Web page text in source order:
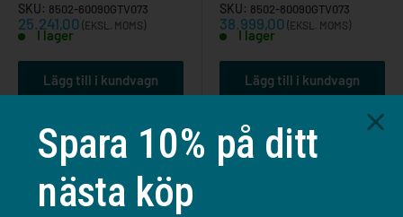
SKU: 8502-60090GTV073
Reapris
25.241,00 (EKSL. MOMS)
I lager
Lägg till i kundvagn
SKU: 8502-80090GTV073
Reapris
38.999,00 (EKSL. MOMS)
I lager
Lägg till i kundvagn
Sida 1 / 2
Spara 10% på ditt
nästa köp